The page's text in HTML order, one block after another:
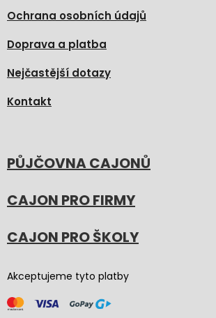
Ochrana osobních údajů
Doprava a platba
Nejčastější dotazy
Kontakt
PŮJČOVNA CAJONŮ
CAJON PRO FIRMY
CAJON PRO ŠKOLY
Akceptujeme tyto platby